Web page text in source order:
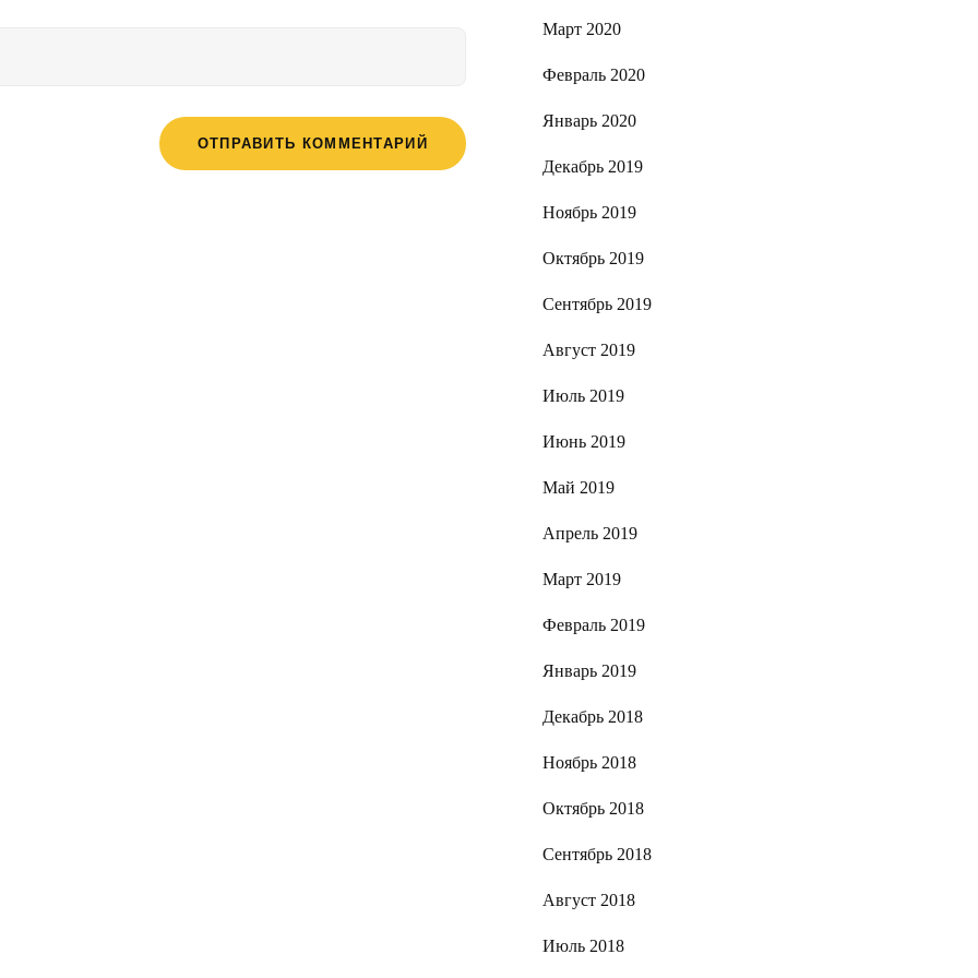
Март 2020
Февраль 2020
Январь 2020
Декабрь 2019
Ноябрь 2019
Октябрь 2019
Сентябрь 2019
Август 2019
Июль 2019
Июнь 2019
Май 2019
Апрель 2019
Март 2019
Февраль 2019
Январь 2019
Декабрь 2018
Ноябрь 2018
Октябрь 2018
Сентябрь 2018
Август 2018
Июль 2018